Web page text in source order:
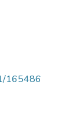
165486